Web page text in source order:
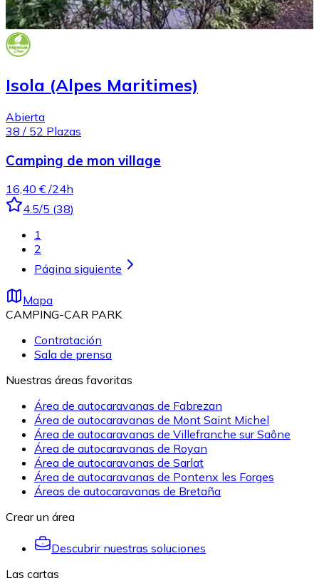
Isola (Alpes Maritimes)
Abierta
38 / 52 Plazas
Camping de mon village
16,40 € /24h
4.5/5 (38)
1
2
Página siguiente
Mapa
CAMPING-CAR PARK
Contratación
Sala de prensa
Nuestras áreas favoritas
Área de autocaravanas de Fabrezan
Área de autocaravanas de Mont Saint Michel
Área de autocaravanas de Villefranche sur Saône
Área de autocaravanas de Royan
Área de autocaravanas de Sarlat
Área de autocaravanas de Pontenx les Forges
Áreas de autocaravanas de Bretaña
Crear un área
Descubrir nuestras soluciones
Las cartas